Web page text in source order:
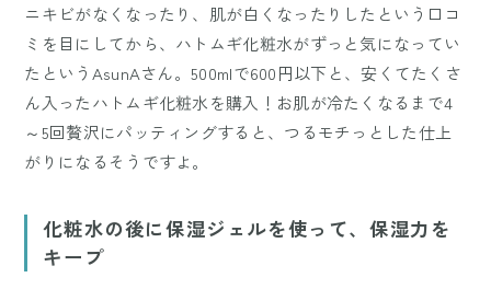
ニキビがなくなったり、肌が白くなったりしたという口コ
ミを目にしてから、ハトムギ化粧水がずっと気になってい
たというAsunAさん。500mlで600円以下と、安くてたくさ
ん入ったハトムギ化粧水を購入！お肌が冷たくなるまで4
～5回贅沢にパッティングすると、つるモチっとした仕上
がりになるそうですよ。
化粧水の後に保湿ジェルを使って、保湿力を
キープ